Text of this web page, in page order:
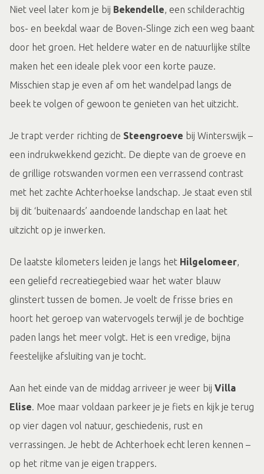
Niet veel later kom je bij Bekendelle, een schilderachtig
bos- en beekdal waar de Boven-Slinge zich een weg baant
door het groen. Het heldere water en de natuurlijke stilte
maken het een ideale plek voor een korte pauze.
Misschien stap je even af om het wandelpad langs de
beek te volgen of gewoon te genieten van het uitzicht.
Je trapt verder richting de Steengroeve bij Winterswijk –
een indrukwekkend gezicht. De diepte van de groeve en
de grillige rotswanden vormen een verrassend contrast
met het zachte Achterhoekse landschap. Je staat even stil
bij dit ‘buitenaards’ aandoende landschap en laat het
uitzicht op je inwerken.
De laatste kilometers leiden je langs het Hilgelomeer,
een geliefd recreatiegebied waar het water blauw
glinstert tussen de bomen. Je voelt de frisse bries en
hoort het geroep van watervogels terwijl je de bochtige
paden langs het meer volgt. Het is een vredige, bijna
feestelijke afsluiting van je tocht.
Aan het einde van de middag arriveer je weer bij Villa
Elise. Moe maar voldaan parkeer je je fiets en kijk je terug
op vier dagen vol natuur, geschiedenis, rust en
verrassingen. Je hebt de Achterhoek echt leren kennen –
op het ritme van je eigen trappers.